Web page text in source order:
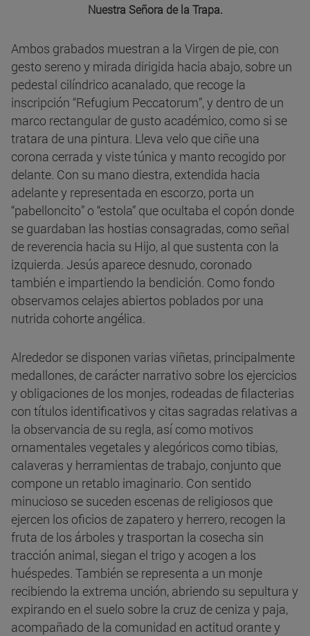
Nuestra Señora de la Trapa.
Ambos grabados muestran a la Virgen de pie, con
gesto sereno y mirada dirigida hacia abajo, sobre un
pedestal cilíndrico acanalado, que recoge la
inscripción “Refugium Peccatorum”, y dentro de un
marco rectangular de gusto académico, como si se
tratara de una pintura. Lleva velo que ciñe una
corona cerrada y viste túnica y manto recogido por
delante. Con su mano diestra, extendida hacia
adelante y representada en escorzo, porta un
“pabelloncito” o “estola” que ocultaba el copón donde
se guardaban las hostias consagradas, como señal
de reverencia hacia su Hijo, al que sustenta con la
izquierda. Jesús aparece desnudo, coronado
también e impartiendo la bendición. Como fondo
observamos celajes abiertos poblados por una
nutrida cohorte angélica.
Alrededor se disponen varias viñetas, principalmente
medallones, de carácter narrativo sobre los ejercicios
y obligaciones de los monjes, rodeadas de filacterias
con títulos identificativos y citas sagradas relativas a
la observancia de su regla, así como motivos
ornamentales vegetales y alegóricos como tibias,
calaveras y herramientas de trabajo, conjunto que
compone un retablo imaginario. Con sentido
minucioso se suceden escenas de religiosos que
ejercen los oficios de zapatero y herrero, recogen la
fruta de los árboles y trasportan la cosecha sin
tracción animal, siegan el trigo y acogen a los
huéspedes. También se representa a un monje
recibiendo la extrema unción, abriendo su sepultura y
expirando en el suelo sobre la cruz de ceniza y paja,
acompañado de la comunidad en actitud orante y